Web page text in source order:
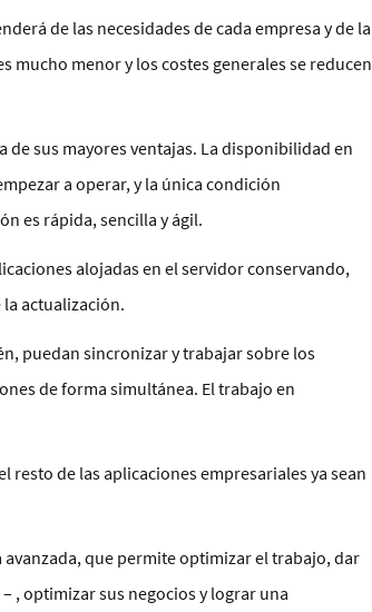
de las necesidades de cada empresa y de la
mucho menor y los costes generales se reducen
de sus mayores ventajas. La disponibilidad en
a operar, y la única condición
es rápida, sencilla y ágil.
alojadas en el servidor conservando,
actualización.
puedan sincronizar y trabajar sobre los
de forma simultánea. El trabajo en
resto de las aplicaciones empresariales ya sean
que permite optimizar el trabajo, dar
, optimizar sus negocios y lograr una